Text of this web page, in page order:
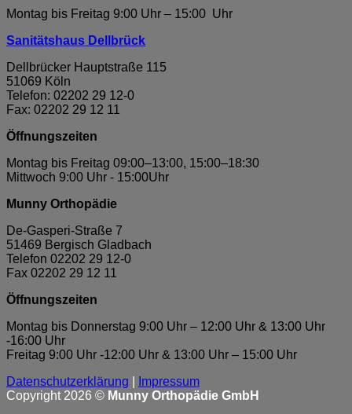
Montag bis Freitag 9:00 Uhr – 15:00 Uhr
Sanitätshaus Dellbrück
Dellbrücker Hauptstraße 115
51069 Köln
Telefon: 02202 29 12-0
Fax: 02202 29 12 11
Öffnungszeiten
Montag bis Freitag 09:00–13:00, 15:00–18:30
Mittwoch 9:00 Uhr - 15:00Uhr
Munny Orthopädie
De-Gasperi-Straße 7
51469 Bergisch Gladbach
Telefon 02202 29 12-0
Fax 02202 29 12 11
Öffnungszeiten
Montag bis Donnerstag 9:00 Uhr – 12:00 Uhr & 13:00 Uhr
-16:00 Uhr
Freitag 9:00 Uhr -12:00 Uhr & 13:00 Uhr – 15:00 Uhr
Datenschutzerklärung
Impressum
Copyright 2026 © Munny Orthopädie GmbH